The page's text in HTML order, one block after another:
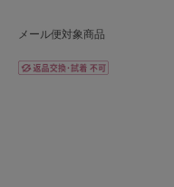
メール便対象商品